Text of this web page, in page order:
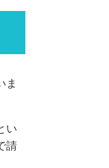
ま
い
請